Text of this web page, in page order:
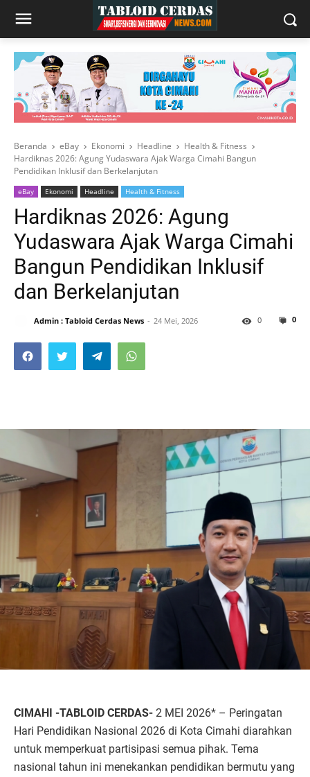
Beranda eBay Ekonomi Headline
Health & Fitness
Hardiknas 2026: Agung Yudaswara Ajak Warga Cimahi Bangun
Pendidikan Inklusif dan Berkelanjutan
eBay Ekonomi Headline Health & Fitness
Hardiknas 2026: Agung
Yudaswara Ajak Warga Cimahi
Bangun Pendidikan Inklusif
dan Berkelanjutan
Admin : Tabloid Cerdas News 24 Mei, 2026 0
0
CIMAHI -TABLOID CERDAS- 2 MEI 2026* – Peringatan
Hari Pendidikan Nasional 2026 di Kota Cimahi diarahkan
untuk memperkuat partisipasi semua pihak. Tema
nasional tahun ini menekankan pendidikan bermutu yang